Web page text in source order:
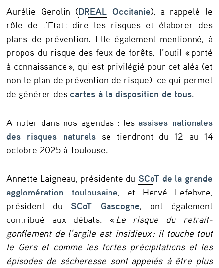
Aurélie Gerolin (DREAL Occitanie), a rappelé le
rôle de l’Etat : dire les risques et élaborer des
plans de prévention. Elle également mentionné, à
propos du risque des feux de forêts, l’outil « porté
à connaissance », qui est privilégié pour cet aléa (et
non le plan de prévention de risque), ce qui permet
de générer des cartes à la disposition de tous.
A noter dans nos agendas : les assises nationales
des risques naturelsse tiendront du 12 au 14
octobre 2025 à Toulouse.
Annette Laigneau, présidente du SCoTde la grande
agglomération toulousaine, et Hervé Lefebvre,
président du SCoT Gascogne, ont également
contribué aux débats. « Le risque du retrait-
gonflement de l’argile est insidieux : il touche tout
le Gers et comme les fortes précipitations et les
épisodes de sécheresse sont appelés à être plus